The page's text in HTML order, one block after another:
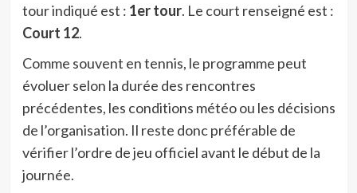
tour indiqué est : 1er tour. Le court renseigné est :
Court 12.
Comme souvent en tennis, le programme peut
évoluer selon la durée des rencontres
précédentes, les conditions météo ou les décisions
de l’organisation. Il reste donc préférable de
vérifier l’ordre de jeu officiel avant le début de la
journée.